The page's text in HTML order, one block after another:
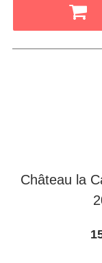
Château la